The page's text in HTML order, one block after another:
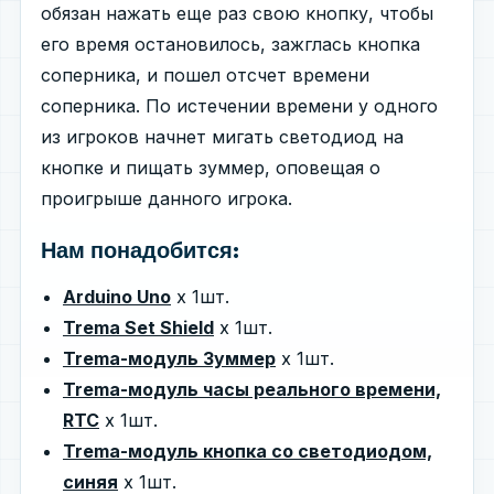
обязан нажать еще раз свою кнопку, чтобы
его время остановилось, зажглась кнопка
соперника, и пошел отсчет времени
соперника. По истечении времени у одного
из игроков начнет мигать светодиод на
кнопке и пищать зуммер, оповещая о
проигрыше данного игрока.
Нам понадобится:
Arduino Uno х 1шт.
Trema Set Shield х 1шт.
Trema-модуль Зуммер х 1шт.
Trema-модуль часы реального времени,
RTC х 1шт.
Trema-модуль кнопка со светодиодом,
синяя х 1шт.